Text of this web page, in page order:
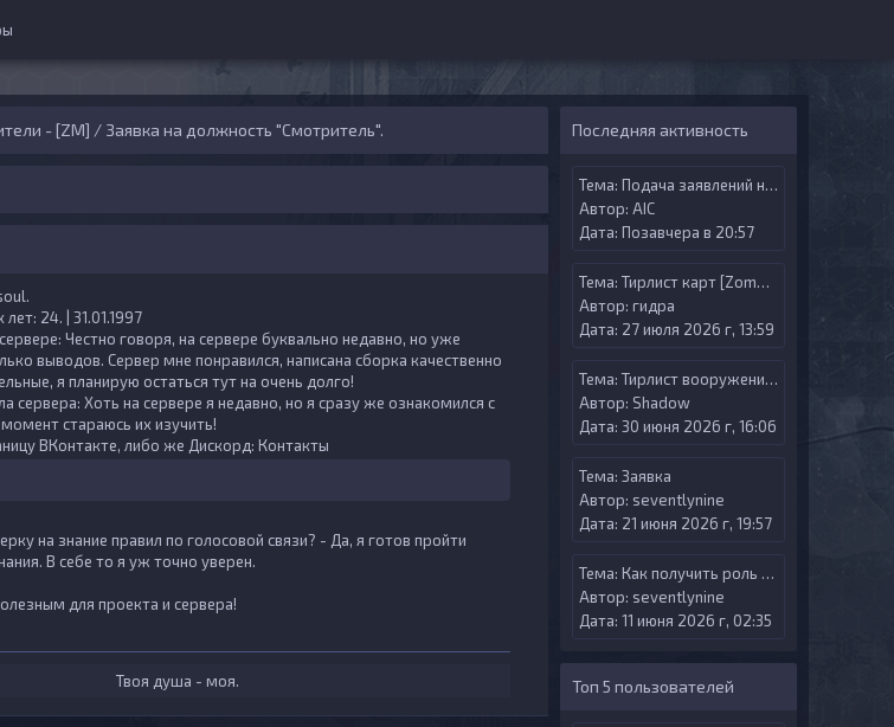
- [ZM] / Заявка на должность "Смотритель".
лет: 24. | 31.01.1997
Честно говоря, на сервере буквально недавно, но уже
выводов. Сервер мне понравился, написана сборка качественно
я планирую остаться тут на очень долго!
сервера: Хоть на сервере я недавно, но я сразу же ознакомился с
стараюсь их изучить!
ВКонтакте, либо же Дискорд: Контакты
на знание правил по голосовой связи? - Да, я готов пройти
В себе то я уж точно уверен.
для проекта и сервера!
Твоя душа - моя.
Последняя активность
Тема: Подача заявлений на Админ меню
Автор: AIС
Дата: Позавчера в 20:57
Тема: Тирлист карт [Zombie Riot]
Автор: гидра
Дата: 27 июля 2026 г, 13:59
Тема: Тирлист вооружения [Zombie Riot Versus]
Автор: Shadow
Дата: 30 июня 2026 г, 16:06
Тема: Заявка
Автор: seventlynine
Дата: 21 июня 2026 г, 19:57
Тема: Как получить роль Try Gamer?
Автор: seventlynine
Дата: 11 июня 2026 г, 02:35
Топ 5 пользователей